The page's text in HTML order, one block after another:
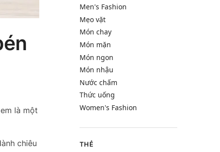
là một
chiêu
Men's Fashion
Mẹo vặt
Món chay
Món mặn
Món ngon
Món nhậu
Nước chấm
Thức uống
Women's Fashion
THẺ